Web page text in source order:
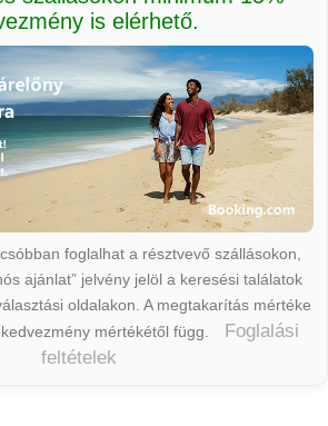
is elérhető.
foglalhat a résztvevő szállásokon,
ajánlat” jelvény jelöl a keresési találatok
oldalakon. A megtakarítás mértéke
mértékétől függ.
Foglalási
feltételek